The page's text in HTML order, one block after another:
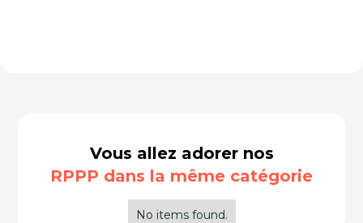
Vous allez adorer nos
RPPP dans la même catégorie
No items found.